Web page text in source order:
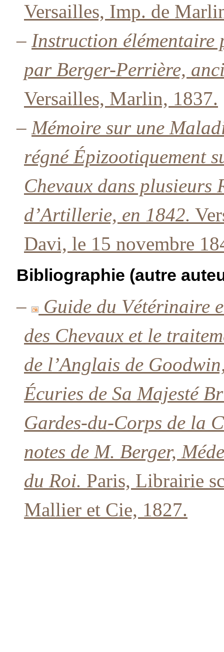
Versailles, Imp. de
– Instruction élémentaire
par Berger-Perrière,
Versailles, Marlin, 1837.
– Mémoire sur une
régné Épizootiquement
Chevaux dans plusieurs
d’Artillerie, en 1842.
Davi, le 15 novembre
Bibliographie (autre
–
Guide du Vétérinaire
des Chevaux et le
de l’Anglais de
Écuries de Sa Majesté
Gardes-du-Corps de la
notes de M. Berger,
du Roi. Paris, Librairie
Mallier et Cie, 1827.